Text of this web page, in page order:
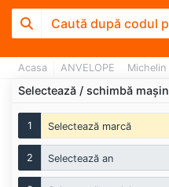
Acasa ANVELOPE Michelin
Selectează / schimbă
1 Selectează marcă
2 Selectează an